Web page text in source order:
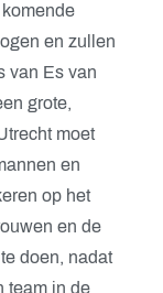
en zullen
van Es van
grote,
moet
en
op het
en de
doen, nadat
team in de